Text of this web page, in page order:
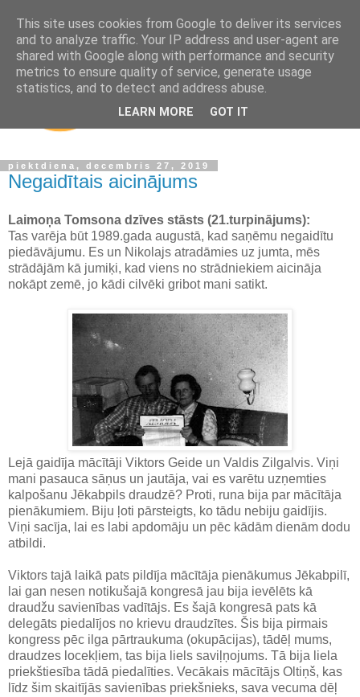
piektdiena, decembris 27, 2019
Negaidītais aicinājums
Laimoņa Tomsona dzīves stāsts (21.turpinājums):
Tas varēja būt 1989.gada augustā, kad saņēmu negaidītu
piedāvājumu. Es un Nikolajs atradāmies uz jumta, mēs
strādājām kā jumiķi, kad viens no strādniekiem aicināja
nokāpt zemē, jo kādi cilvēki gribot mani satikt.
Lejā gaidīja mācītāji Viktors Geide un Valdis Zilgalvis. Viņi
mani pasauca sāņus un jautāja, vai es varētu uzņemties
kalpošanu Jēkabpils draudzē? Proti, runa bija par mācītāja
pienākumiem. Biju ļoti pārsteigts, ko tādu nebiju gaidījis.
Viņi sacīja, lai es labi apdomāju un pēc kādām dienām dodu
atbildi.
Viktors tajā laikā pats pildīja mācītāja pienākumus Jēkabpilī,
lai gan nesen notikušajā kongresā jau bija ievēlēts kā
draudžu savienības vadītājs. Es šajā kongresā pats kā
delegāts piedalījos no krievu draudzītes. Šis bija pirmais
kongress pēc ilga pārtraukuma (okupācijas), tādēļ mums,
draudzes locekļiem, tas bija liels saviļņojums. Tā bija liela
priekštiesība tādā piedalīties. Vecākais mācītājs Oltiņš, kas
līdz šim skaitījās savienības priekšnieks, sava vecuma dēļ
This site uses cookies from Google to deliver its services
and to analyze traffic. Your IP address and user-agent are
shared with Google along with performance and security
metrics to ensure quality of service, generate usage
statistics, and to detect and address abuse.
LEARN MORE GOT IT